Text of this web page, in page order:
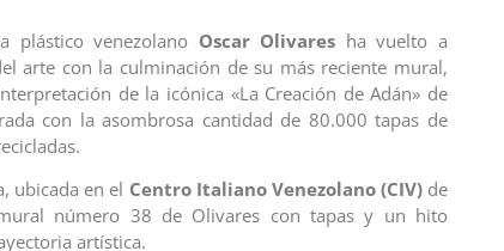
plástico venezolano Oscar Olivares ha vuelto a
arte con la culminación de su más reciente mural,
de la icónica «La Creación de Adán» de
con la asombrosa cantidad de 80.000 tapas de
ubicada en el Centro Italiano Venezolano (CIV)de
número 38 de Olivares con tapas y un hito
artística.